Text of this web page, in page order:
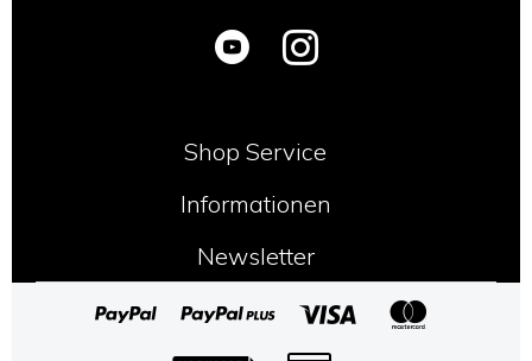
keine Mühe bei der
Recherche nach
stolz darauf, einen
gefunden zu haben,
Qualitätsansprüchen
gerecht wird.
Shop Service
Informationen
Newsletter